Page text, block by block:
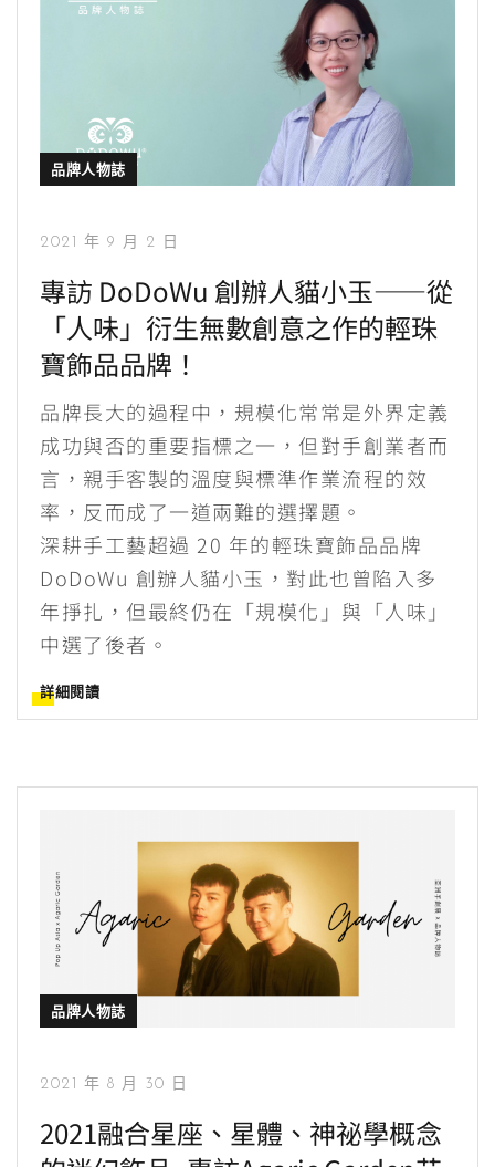
品牌人物誌
2021 年 9 月 2 日
專訪 DoDoWu 創辦人貓小玉——從
「人味」衍生無數創意之作的輕珠
寶飾品品牌！
品牌長大的過程中，規模化常常是外界定義
成功與否的重要指標之一，但對手創業者而
言，親手客製的溫度與標準作業流程的效
率，反而成了一道兩難的選擇題。
深耕手工藝超過 20 年的輕珠寶飾品品牌
DoDoWu 創辦人貓小玉，對此也曾陷入多
年掙扎，但最終仍在「規模化」與「人味」
中選了後者。
詳細閱讀
品牌人物誌
2021 年 8 月 30 日
2021融合星座、星體、神祕學概念